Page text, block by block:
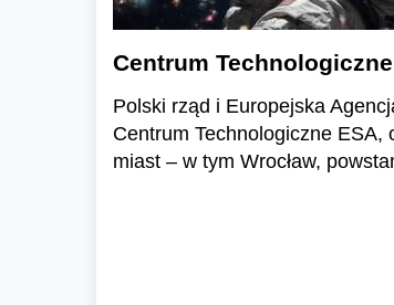
Centrum
Polski rząd i Europejska
Centrum Technologiczne ESA,
miast – w tym Wrocław,